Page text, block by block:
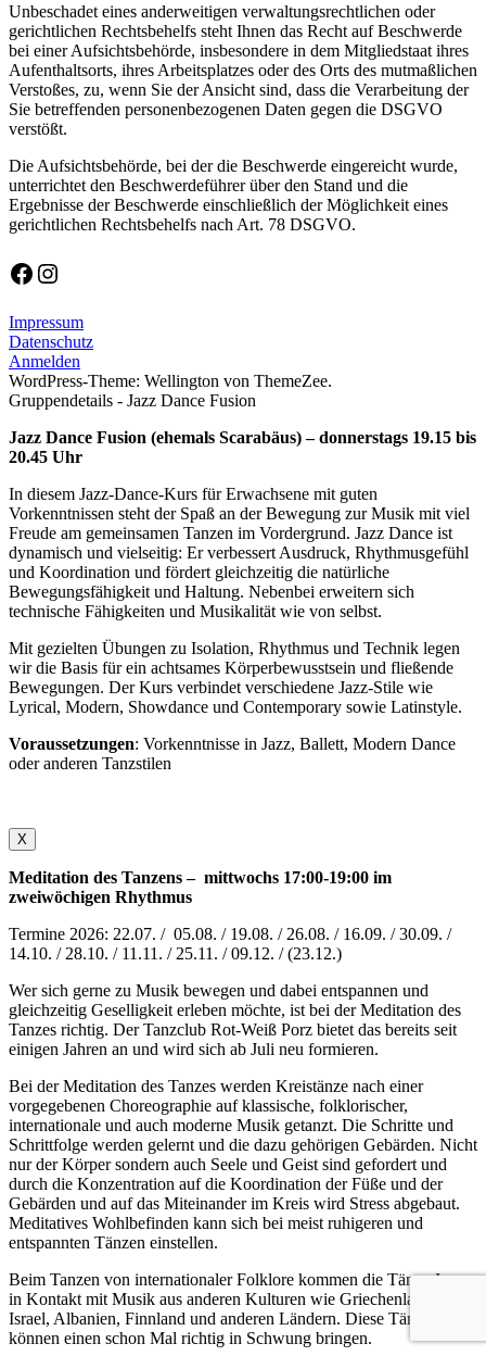
Unbeschadet eines anderweitigen verwaltungsrechtlichen oder
gerichtlichen Rechtsbehelfs steht Ihnen das Recht auf Beschwerde
bei einer Aufsichtsbehörde, insbesondere in dem Mitgliedstaat ihres
Aufenthaltsorts, ihres Arbeitsplatzes oder des Orts des mutmaßlichen
Verstoßes, zu, wenn Sie der Ansicht sind, dass die Verarbeitung der
Sie betreffenden personenbezogenen Daten gegen die DSGVO
verstößt.
Die Aufsichtsbehörde, bei der die Beschwerde eingereicht wurde,
unterrichtet den Beschwerdeführer über den Stand und die
Ergebnisse der Beschwerde einschließlich der Möglichkeit eines
gerichtlichen Rechtsbehelfs nach Art. 78 DSGVO.
Facebook
Instagram
Impressum
Datenschutz
Anmelden
WordPress-Theme: Wellington von ThemeZee.
Gruppendetails - Jazz Dance Fusion
Jazz Dance Fusion (ehemals Scarabäus) – donnerstags 19.15 bis
20.45 Uhr
In diesem Jazz-Dance-Kurs für Erwachsene mit guten
Vorkenntnissen steht der Spaß an der Bewegung zur Musik mit viel
Freude am gemeinsamen Tanzen im Vordergrund. Jazz Dance ist
dynamisch und vielseitig: Er verbessert Ausdruck, Rhythmusgefühl
und Koordination und fördert gleichzeitig die natürliche
Bewegungsfähigkeit und Haltung. Nebenbei erweitern sich
technische Fähigkeiten und Musikalität wie von selbst.
Mit gezielten Übungen zu Isolation, Rhythmus und Technik legen
wir die Basis für ein achtsames Körperbewusstsein und fließende
Bewegungen. Der Kurs verbindet verschiedene Jazz-Stile wie
Lyrical, Modern, Showdance und Contemporary sowie Latinstyle.
Voraussetzungen: Vorkenntnisse in Jazz, Ballett, Modern Dance
oder anderen Tanzstilen
X
Meditation des Tanzens – mittwochs 17:00-19:00 im
zweiwöchigen Rhythmus
Termine 2026: 22.07. / 05.08. / 19.08. / 26.08. / 16.09. / 30.09. /
14.10. / 28.10. / 11.11. / 25.11. / 09.12. / (23.12.)
Wer sich gerne zu Musik bewegen und dabei entspannen und
gleichzeitig Geselligkeit erleben möchte, ist bei der Meditation des
Tanzes richtig. Der Tanzclub Rot-Weiß Porz bietet das bereits seit
einigen Jahren an und wird sich ab Juli neu formieren.
Bei der Meditation des Tanzes werden Kreistänze nach einer
vorgegebenen Choreographie auf klassische, folklorischer,
internationale und auch moderne Musik getanzt. Die Schritte und
Schrittfolge werden gelernt und die dazu gehörigen Gebärden. Nicht
nur der Körper sondern auch Seele und Geist sind gefordert und
durch die Konzentration auf die Koordination der Füße und der
Gebärden und auf das Miteinander im Kreis wird Stress abgebaut.
Meditatives Wohlbefinden kann sich bei meist ruhigeren und
entspannten Tänzen einstellen.
Beim Tanzen von internationaler Folklore kommen die TänzerInnen
in Kontakt mit Musik aus anderen Kulturen wie Griechenland,
Israel, Albanien, Finnland und anderen Ländern. Diese Tänze
können einen schon Mal richtig in Schwung bringen.